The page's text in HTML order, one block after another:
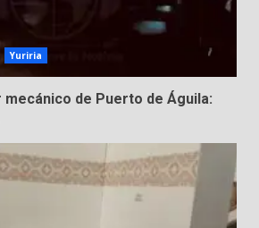
5 de agosto de 2026
Yuriria
de Puerto de Águila: